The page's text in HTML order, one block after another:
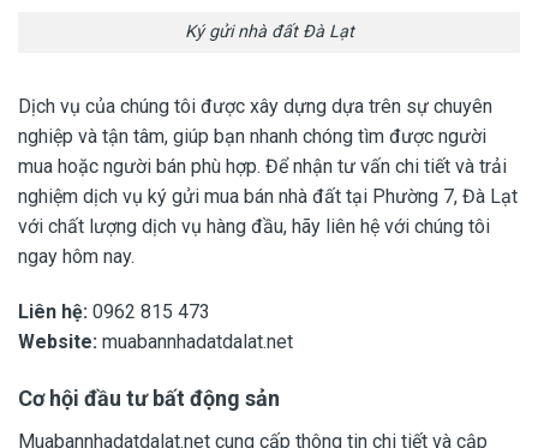
Ký gửi nhà đất Đà Lạt
Dịch vụ của chúng tôi được xây dựng dựa trên sự chuyên
nghiệp và tận tâm, giúp bạn nhanh chóng tìm được người
mua hoặc người bán phù hợp. Để nhận tư vấn chi tiết và trải
nghiệm dịch vụ ký gửi mua bán nhà đất tại Phường 7, Đà Lạt
với chất lượng dịch vụ hàng đầu, hãy liên hệ với chúng tôi
ngay hôm nay.
Liên hệ: 0962 815 473
Website: muabannhadatdalat.net
Cơ hội đầu tư bất động sản
Muabannhadatdalat.net cung cấp thông tin chi tiết và cập